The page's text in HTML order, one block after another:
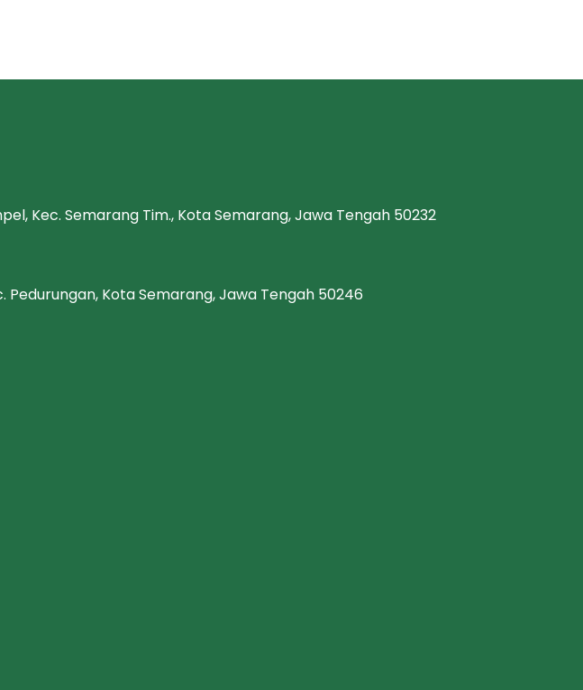
Kec. Semarang Tim., Kota Semarang, Jawa Tengah 50232
Pedurungan, Kota Semarang, Jawa Tengah 50246